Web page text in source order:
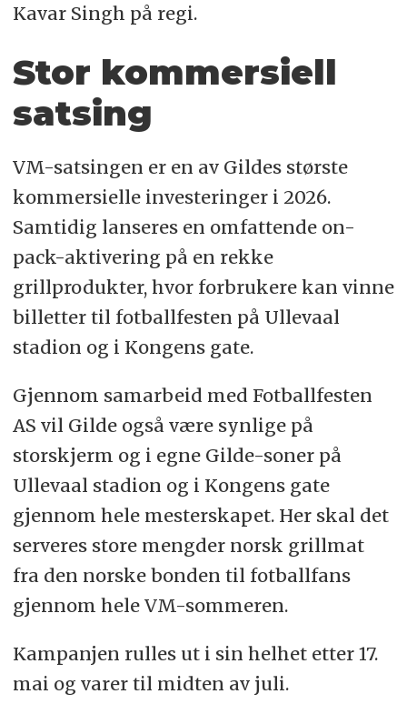
Kavar Singh på regi.
Stor kommersiell
satsing
VM-satsingen er en av Gildes største
kommersielle investeringer i 2026.
Samtidig lanseres en omfattende on-
pack-aktivering på en rekke
grillprodukter, hvor forbrukere kan vinne
billetter til fotballfesten på Ullevaal
stadion og i Kongens gate.
Gjennom samarbeid med Fotballfesten
AS vil Gilde også være synlige på
storskjerm og i egne Gilde-soner på
Ullevaal stadion og i Kongens gate
gjennom hele mesterskapet. Her skal det
serveres store mengder norsk grillmat
fra den norske bonden til fotballfans
gjennom hele VM-sommeren.
Kampanjen rulles ut i sin helhet etter 17.
mai og varer til midten av juli.